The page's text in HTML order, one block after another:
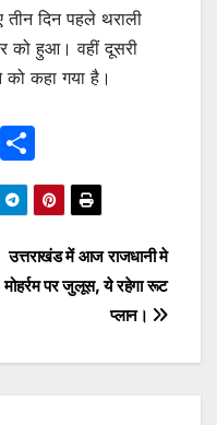
तीन दिन पहले थराली
को हुआ। वहीं दूसरी
को कहा गया है।
M
s
e
h
ar
e
उत्तराखंड में आज राजधानी मे
मोहर्रम पर जुलूस, ये रहेगा रूट
प्लान।